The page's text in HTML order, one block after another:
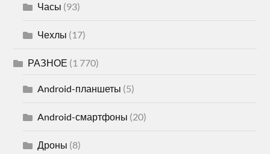
Часы (93)
Чехлы (17)
РАЗНОЕ (1 770)
Android-планшеты (5)
Android-смартфоны (20)
Дроны (8)